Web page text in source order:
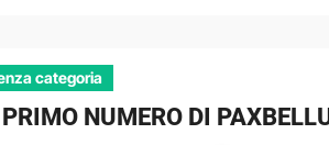
categoria
NUMERO DI